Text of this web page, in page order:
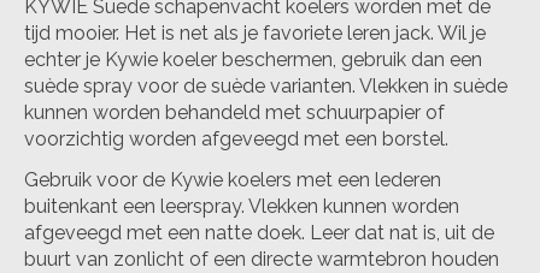
KYWIE Suede schapenvacht koelers worden met de
tijd mooier. Het is net als je favoriete leren jack. Wil je
echter je Kywie koeler beschermen, gebruik dan een
suède spray voor de suède varianten. Vlekken in suède
kunnen worden behandeld met schuurpapier of
voorzichtig worden afgeveegd met een borstel.
Gebruik voor de Kywie koelers met een lederen
buitenkant een leerspray. Vlekken kunnen worden
afgeveegd met een natte doek. Leer dat nat is, uit de
buurt van zonlicht of een directe warmtebron houden